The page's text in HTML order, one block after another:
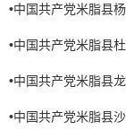
•中国共产党米脂县
•中国共产党米脂县
•中国共产党米脂县
•中国共产党米脂县